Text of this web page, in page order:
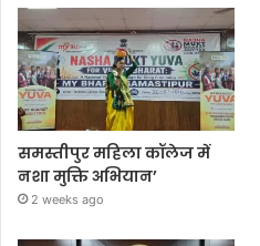
समस्तीपुर महिला कॉलेज में
नशा मुक्ति अभियान’
2 weeks ago